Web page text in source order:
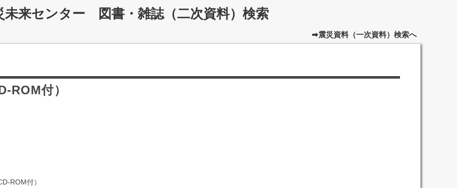
未来センター 図書・雑誌（二次資料）検索
➡震災資料（一次資料）検索へ
付）
ROM付）